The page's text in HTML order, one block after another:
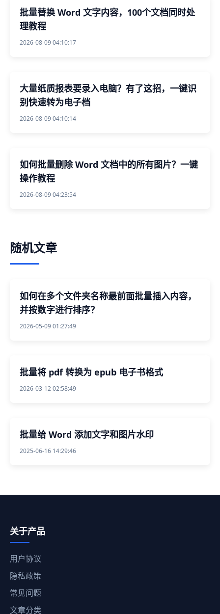
批量替换 Word 文字内容，100个文档同时处
理教程
2026-08-09 04:10:17
大量纸质报表要录入电脑？有了这招，一键识
别快速转为电子档
2026-08-09 04:10:14
如何批量删除 Word 文档中的所有图片？一键
操作教程
2026-08-09 04:23:54
随机文章
如何在多个文件夹名称最前面批量插入内容，
并按数字进行排序？
2026-05-09 01:27:49
批量将 pdf 转换为 epub 电子书格式
2026-03-12 02:58:49
批量给 Word 添加文字和图片水印
2025-06-16 14:29:46
关于产品
用户协议
隐私政策
常见问题
文章分类